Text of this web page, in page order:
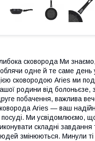
сковорода Ми знаємо,
одне й те саме день
сковородою Aries ми
родини від болоньєзе,
побачення, важлива
Aries — ваш
посуді. Ми усвідомлюємо,
складні
змінюються. Минули ті